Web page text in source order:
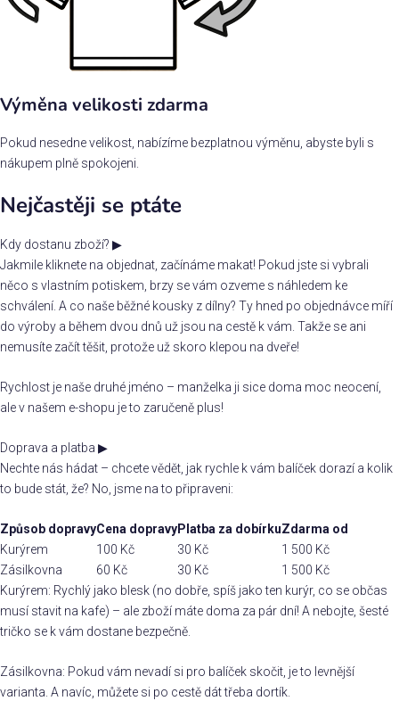
Výměna velikosti zdarma
Pokud nesedne velikost, nabízíme bezplatnou výměnu, abyste byli s
nákupem plně spokojeni.
Nejčastěji se ptáte
Kdy dostanu zboží? ▶
Jakmile kliknete na objednat, začínáme makat! Pokud jste si vybrali
něco s vlastním potiskem, brzy se vám ozveme s náhledem ke
schválení. A co naše běžné kousky z dílny? Ty hned po objednávce míří
do výroby a během dvou dnů už jsou na cestě k vám. Takže se ani
nemusíte začít těšit, protože už skoro klepou na dveře!
Rychlost je naše druhé jméno – manželka ji sice doma moc neocení,
ale v našem e-shopu je to zaručeně plus!
Doprava a platba ▶
Nechte nás hádat – chcete vědět, jak rychle k vám balíček dorazí a kolik
to bude stát, že? No, jsme na to připraveni:
Způsob dopravyCena dopravyPlatba za dobírkuZdarma od
Kurýrem
100 Kč 30 Kč
1 500 Kč
Zásilkovna
60 Kč 30 Kč
1 500 Kč
Kurýrem: Rychlý jako blesk (no dobře, spíš jako ten kurýr, co se občas
musí stavit na kafe) – ale zboží máte doma za pár dní! A nebojte, šesté
tričko se k vám dostane bezpečně.
Zásilkovna: Pokud vám nevadí si pro balíček skočit, je to levnější
varianta. A navíc, můžete si po cestě dát třeba dortík.